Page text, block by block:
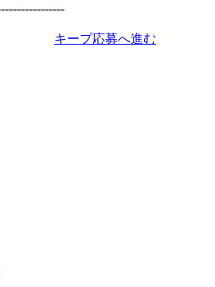
キープ応募へ進む